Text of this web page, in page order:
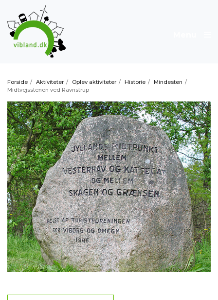
Forside / Aktiviteter / Oplev aktiviteter / Historie / Mindesten /
Midtvejsstenen ved Ravnstrup